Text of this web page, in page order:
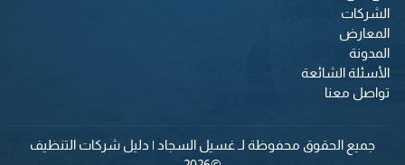
الشركات
المعارض
المدونة
الأسئلة الشائعة
تواصل معنا
جميع الحقوق محفوظة لـ غسيل السجاد | دليل شركات التنظيف